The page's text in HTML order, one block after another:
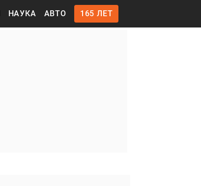
НАУКА АВТО 165 ЛЕТ